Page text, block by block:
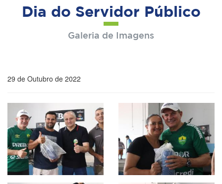
Dia do Servidor Público
Galeria de Imagens
29 de Outubro de 2022